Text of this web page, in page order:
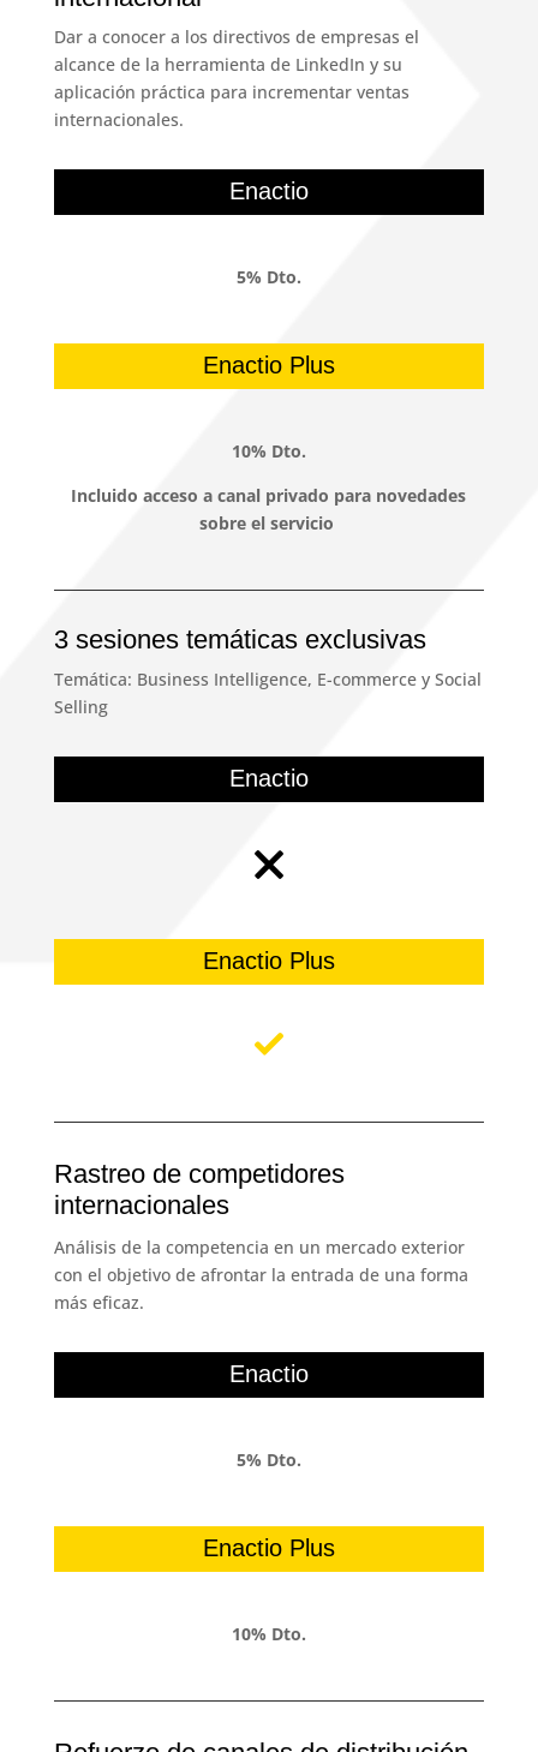
Dar a conocer a los directivos de empresas el
alcance de la herramienta de LinkedIn y su
aplicación práctica para incrementar ventas
internacionales.
Enactio
5% Dto.
Enactio Plus
10% Dto.
Incluido acceso a canal privado para novedades
sobre el servicio
3 sesiones temáticas exclusivas
Temática: Business Intelligence, E-commerce y Social
Selling
Enactio
Enactio Plus
Rastreo de competidores
internacionales
Análisis de la competencia en un mercado exterior
con el objetivo de afrontar la entrada de una forma
más eficaz.
Enactio
5% Dto.
Enactio Plus
10% Dto.